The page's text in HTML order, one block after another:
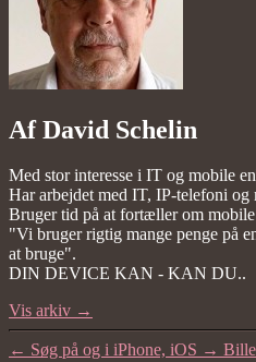
Af David Schelin
Med stor interesse i IT og mobile
Har arbejdet med IT, IP-telefoni og
Bruger tid på at fortæller om mobile
"Vi bruger rigtig mange penge på
at bruge".
DIN DEVICE KAN - KAN DU..
Vis arkiv →
← Søg på og i iPhone, iOS →